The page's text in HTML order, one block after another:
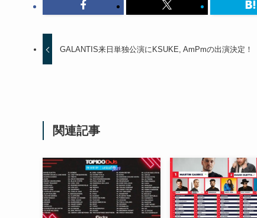
GALANTIS来日単独公演にKSUKE, AmPmの出演決定！
関連記事